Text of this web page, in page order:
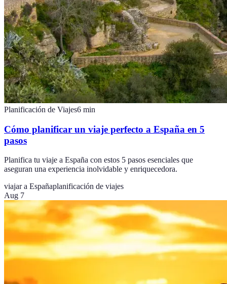
Planificación de Viajes6 min
Cómo planificar un viaje perfecto a España en 5
pasos
Planifica tu viaje a España con estos 5 pasos esenciales que
aseguran una experiencia inolvidable y enriquecedora.
viajar a Españaplanificación de viajes
Aug 7